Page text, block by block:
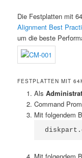
Die Festplatten mit
Alignment Best
um die beste
FESTPLATTEN MIT
Als
Command
Mit folgendem